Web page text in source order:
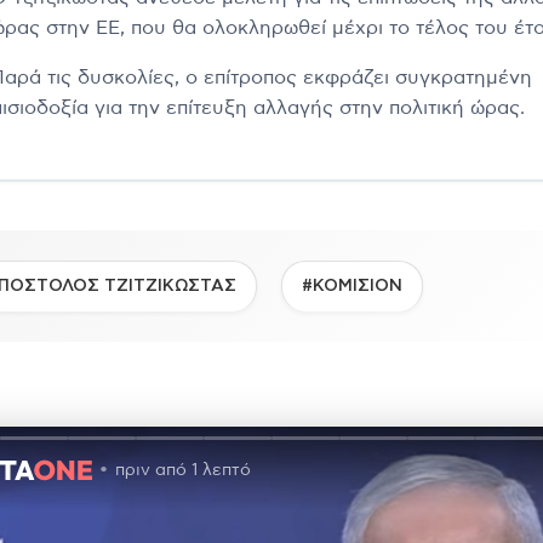
στην ΕΕ, που θα ολοκληρωθεί μέχρι το τέλος του
τις δυσκολίες, ο επίτροπος εκφράζει συγκρατημένη
για την επίτευξη αλλαγής στην πολιτική ώρας.
ΤΖΙΤΖΙΚΩΣΤΑΣ #ΚΟΜΙΣΙΟΝ
πριν από 1 λεπτό